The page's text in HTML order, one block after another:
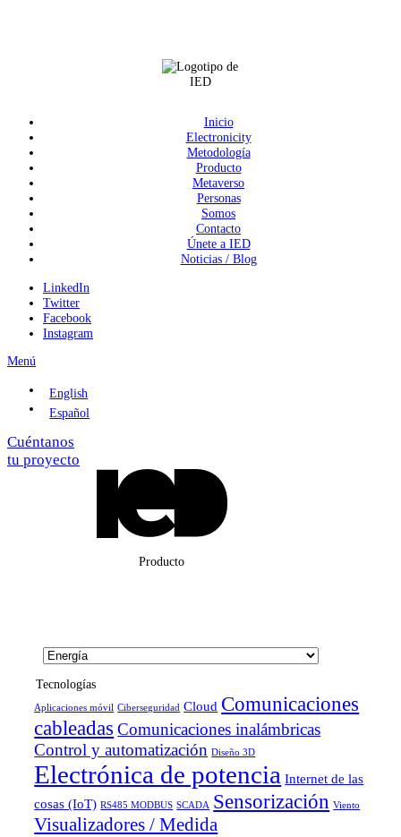
Inicio
Electronicity
Metodología
Producto
Metaverso
Personas
Somos
Contacto
Únete a IED
Noticias / Blog
LinkedIn
Twitter
Facebook
Instagram
Menú
English
Español
Cuéntanos
tu proyecto
Producto
Tecnologías
Aplicaciones móvil Ciberseguridad Cloud Comunicaciones
cableadas Comunicaciones inalámbricas
Control y automatización Diseño 3D
Electrónica de potencia Internet de las
cosas (IoT) RS485 MODBUS SCADA Sensorización Viento
Visualizadores / Medida